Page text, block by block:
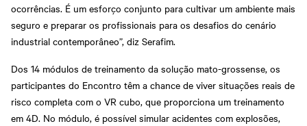
ocorrências. É um esforço conjunto para cultivar um ambiente mais
seguro e preparar os profissionais para os desafios do cenário
industrial contemporâneo”, diz Serafim.
Dos 14 módulos de treinamento da solução mato-grossense, os
participantes do Encontro têm a chance de viver situações reais de
risco completa com o VR cubo, que proporciona um treinamento
em 4D. No módulo, é possível simular acidentes com explosões,